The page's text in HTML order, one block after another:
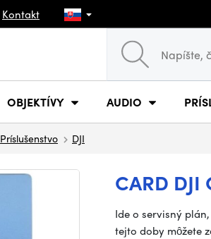
Kontakt
OBJEKTÍVY AUDIO
Príslušenstvo DJI
CARD DJI
Ide o servisný
tejto doby môžete